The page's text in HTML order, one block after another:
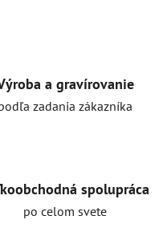
a gravírovanie
zadania zákazníka
spolupráca
po celom svete